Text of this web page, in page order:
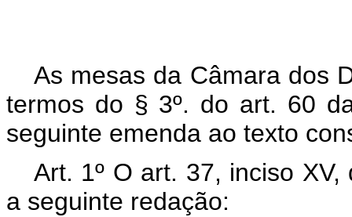
As mesas da Câmara dos
termos do § 3º. do art. 60
seguinte emenda ao texto
Art. 1º O art. 37, inciso
a seguinte redação: